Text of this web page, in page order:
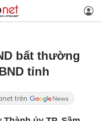
bất thường
tỉnh